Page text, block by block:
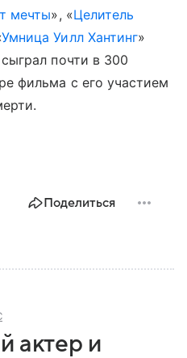
мечты», «Целитель
Умница Уилл Хантинг»
почти в 300
фильма с его участием
Поделиться
актер и